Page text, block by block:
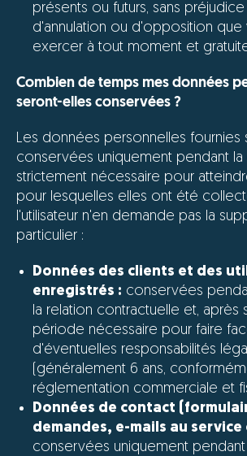
présents ou futurs, sans
d'annulation ou d'opposition que
exercer à tout moment et
Combien de temps mes données
seront-elles conservées ?
Les données personnelles fournies
conservées uniquement pendant la
strictement nécessaire pour
pour lesquelles elles ont été
l'utilisateur n'en demande pas la
particulier :
Données des clients et des
enregistrés : conservées
la relation contractuelle et, après
période nécessaire pour faire
d'éventuelles responsabilités
(généralement 6 ans,
réglementation commerciale et
Données de contact
demandes, e-mails au service
conservées uniquement